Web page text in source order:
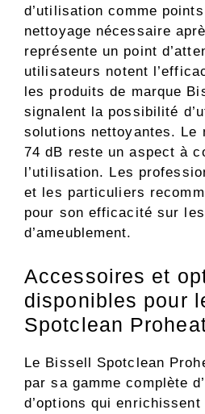
d’utilisation comme
nettoyage nécessaire
représente un point
utilisateurs notent
les produits de marque
signalent la possibilité
solutions nettoyantes. Le
74 dB reste un aspect à
l’utilisation. Les
et les particuliers
pour son efficacité sur
d’ameublement.
Accessoires et
disponibles pour
Spotclean
Le Bissell Spotclean
par sa gamme complète
d’options qui